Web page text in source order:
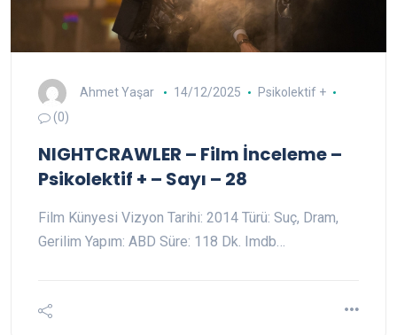
Ahmet Yaşar 14/12/2025
Psikolektif +
(0)
NIGHTCRAWLER – Film İnceleme –
Psikolektif + – Sayı – 28
Film Künyesi Vizyon Tarihi: 2014 Türü: Suç, Dram,
Gerilim Yapım: ABD Süre: 118 Dk. Imdb…